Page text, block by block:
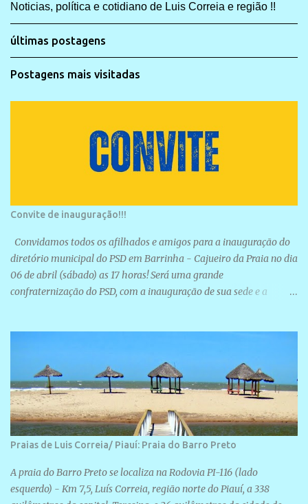
Noticias, política e cotidiano de Luis Correia e região !!
últimas postagens
Postagens mais visitadas
Convite de inauguração!!!
Convidamos todos os afilhados e amigos para a inauguração do
diretório municipal do PSD em Barrinha - Cajueiro da Praia no dia
06 de abril (sábado) as 17 horas! Será uma grande
confraternização do PSD, com a inauguração de sua sede e a
Praias de Luis Correia/ Piauí: Praia do Barro Preto
A praia do Barro Preto se localiza na Rodovia PI-116 (lado
esquerdo) - Km 7,5, Luís Correia, região norte do Piauí, a 338